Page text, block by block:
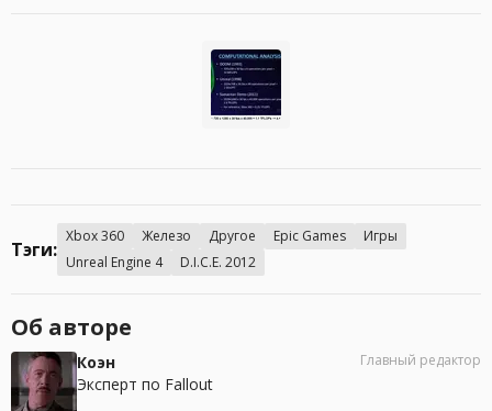
Тэги:
Xbox 360 Железо Другое Epic Games
Игры
Unreal Engine 4
D.I.C.E. 2012
Об авторе
Коэн
Эксперт по Fallout
Главный редактор